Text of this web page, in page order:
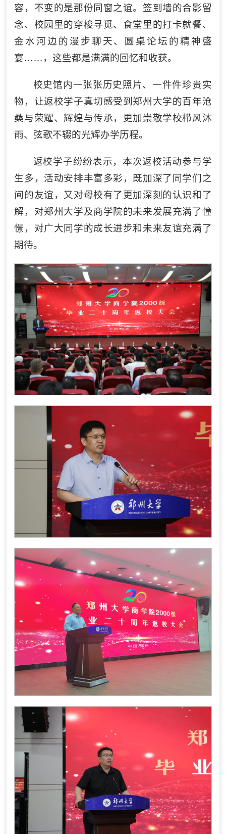
容，不变的是那份同窗之谊。签到墙的合影留
念、校园里的穿梭寻觅、食堂里的打卡就餐、
金水河边的漫步聊天、圆桌论坛的精神盛
宴……，这些都是满满的回忆和收获。
校史馆内一张张历史照片、一件件珍贵实
物，让返校学子真切感受到郑州大学的百年沧
桑与荣耀、辉煌与传承，更加崇敬学校栉风沐
雨、弦歌不辍的光辉办学历程。
返校学子纷纷表示，本次返校活动参与学
生多，活动安排丰富多彩，既加深了同学们之
间的友谊，又对母校有了更加深刻的认识和了
解，对郑州大学及商学院的未来发展充满了憧
憬，对广大同学的成长进步和未来友谊充满了
期待。